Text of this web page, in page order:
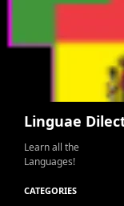
Linguae
Learn all the
Languages!
CATEGORIES